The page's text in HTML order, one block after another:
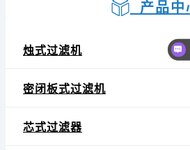
产品中
烛式过滤机
密闭板式过滤机
芯式过滤器